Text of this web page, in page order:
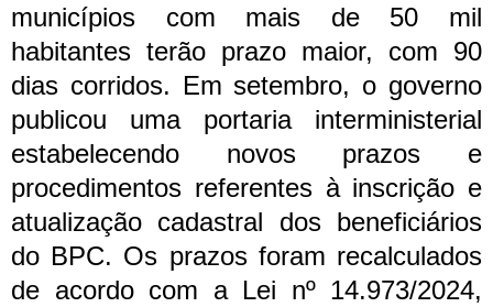
municípios com mais de 50 mil
habitantes terão prazo maior, com 90
dias corridos. Em setembro, o governo
publicou uma portaria interministerial
estabelecendo novos prazos e
procedimentos referentes à inscrição e
atualização cadastral dos beneficiários
do BPC. Os prazos foram recalculados
de acordo com a Lei nº 14.973/2024,